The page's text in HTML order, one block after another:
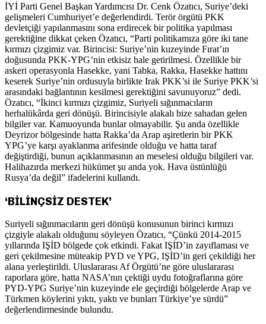
İYİ Parti Genel Başkan Yardımcısı Dr. Cenk Özatıcı, Suriye’deki
gelişmeleri Cumhuriyet’e değerlendirdi. Terör örgütü PKK
devletçiği yapılanmasını sona erdirecek bir politika yapılması
gerektiğine dikkat çeken Özatıcı, “Parti politikamıza göre iki tane
kırmızı çizgimiz var. Birincisi: Suriye’nin kuzeyinde Fırat’ın
doğusunda PKK-YPG’nin etkisiz hale getirilmesi. Özellikle bir
askeri operasyonla Hasekke, yani Tabka, Rakka, Hasekke hattını
keserek Suriye’nin ordusuyla birlikte Irak PKK’si ile Suriye PKK’si
arasındaki bağlantının kesilmesi gerektiğini savunuyoruz” dedi.
Özatıcı, “İkinci kırmızı çizgimiz, Suriyeli sığınmacıların
herhalükârda geri dönüşü. Birincisiyle alakalı bize sahadan gelen
bilgiler var. Kamuoyunda bunlar olmayabilir. Şu anda özellikle
Deyrizor bölgesinde hatta Rakka’da Arap aşiretlerin bir PKK
YPG’ye karşı ayaklanma arifesinde olduğu ve hatta taraf
değiştirdiği, bunun açıklanmasının an meselesi olduğu bilgileri var.
Halihazırda merkezi hükümet şu anda yok. Hava üstünlüğü
Rusya’da değil” ifadelerini kullandı.
‘BİLİNÇSİZ DESTEK’
Suriyeli sığınmacıların geri dönüşü konusunun birinci kırmızı
çizgiyle alakalı olduğunu söyleyen Özatıcı, “Çünkü 2014-2015
yıllarında IŞİD bölgede çok etkindi. Fakat IŞİD’in zayıflaması ve
geri çekilmesine müteakip PYD ve YPG, IŞİD’in geri çekildiği her
alana yerleştirildi. Uluslararası Af Örgütü’ne göre uluslararası
raporlara göre, hatta NASA’nın çektiği uydu fotoğraflarına göre
PYD-YPG Suriye’nin kuzeyinde ele geçirdiği bölgelerde Arap ve
Türkmen köylerini yıktı, yaktı ve bunları Türkiye’ye sürdü”
değerlendirmesinde bulundu.